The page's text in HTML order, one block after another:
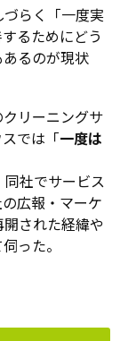
づらく「一度実
るためにどう
るのが現状
リーニングサ
では「一度は
社でサービス
広報・マーケ
された経緯や
った。